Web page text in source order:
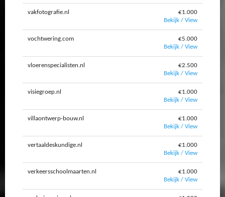
vakfotografie.nl
€1.000
Bekijk / View
vochtwering.com
€5.000
Bekijk / View
vloerenspecialisten.nl
€2.500
Bekijk / View
visiegroep.nl
€1.000
Bekijk / View
villaontwerp-bouw.nl
€1.000
Bekijk / View
vertaaldeskundige.nl
€1.000
Bekijk / View
verkeersschoolmaarten.nl
€1.000
Bekijk / View